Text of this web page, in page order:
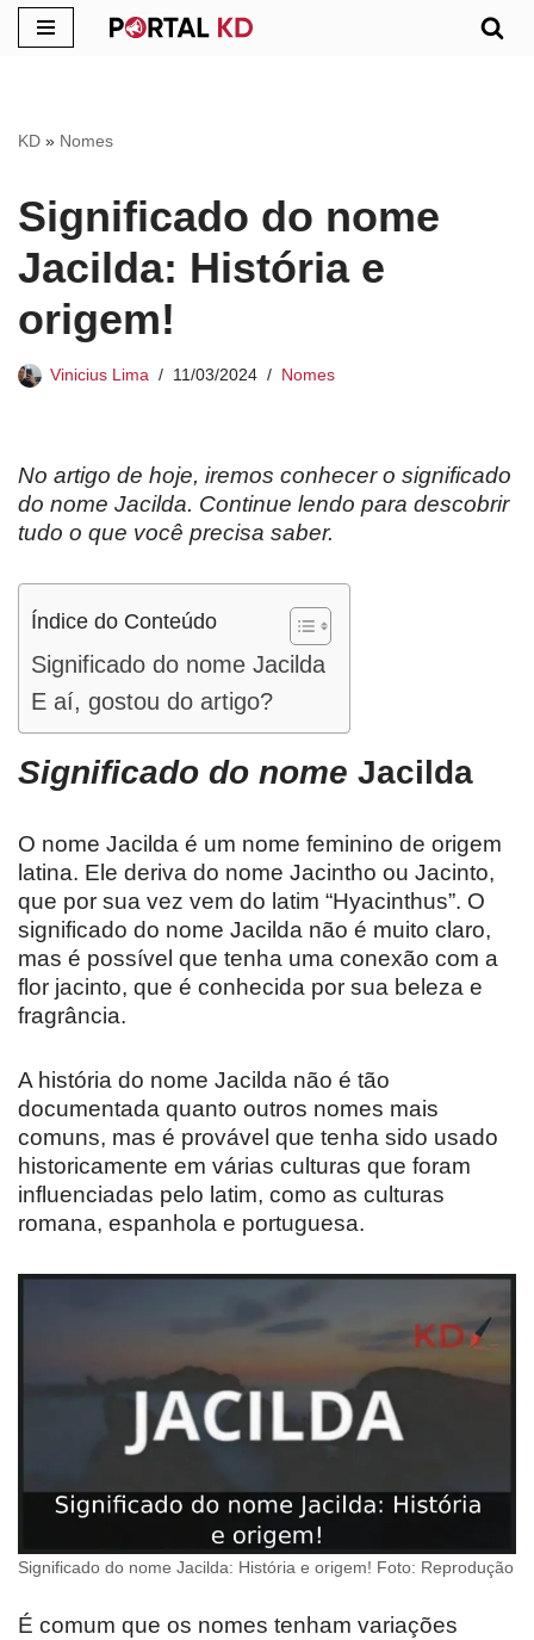
conteúdo
KD » Nomes
Significado do nome
Jacilda: História e
origem!
Vinicius Lima 11/03/2024 Nomes
No artigo de hoje, iremos conhecer o significado
do nome Jacilda. Continue lendo para descobrir
tudo o que você precisa saber.
Índice do Conteúdo
Significado do nome Jacilda
E aí, gostou do artigo?
Significado do nome Jacilda
O nome Jacilda é um nome feminino de origem
latina. Ele deriva do nome Jacintho ou Jacinto,
que por sua vez vem do latim “Hyacinthus”. O
significado do nome Jacilda não é muito claro,
mas é possível que tenha uma conexão com a
flor jacinto, que é conhecida por sua beleza e
fragrância.
A história do nome Jacilda não é tão
documentada quanto outros nomes mais
comuns, mas é provável que tenha sido usado
historicamente em várias culturas que foram
influenciadas pelo latim, como as culturas
romana, espanhola e portuguesa.
Significado do nome Jacilda: História e origem! Foto: Reprodução
É comum que os nomes tenham variações